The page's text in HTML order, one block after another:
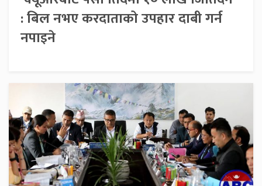
: बिल नभए करदाताको उपहार दाबी गर्न
नपाइने